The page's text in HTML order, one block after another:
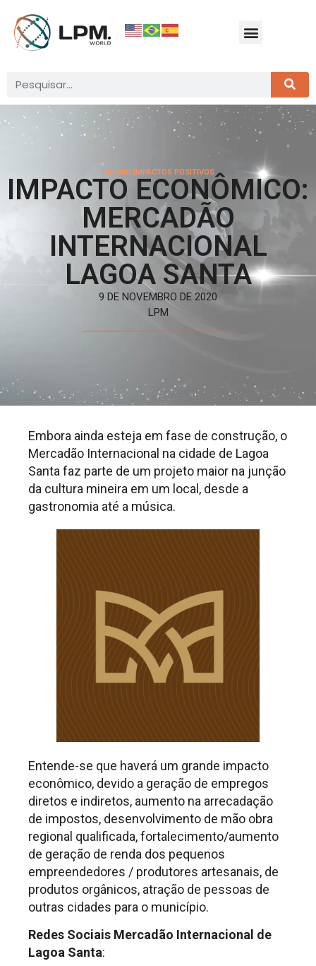
PRÊMIO IMPACTOS POSITIVOS
IMPACTO ECONÔMICO:
MERCADÃO
INTERNACIONAL
LAGOA SANTA
9 DE NOVEMBRO DE 2020
LPM
Embora ainda esteja em fase de construção, o
Mercadão Internacional na cidade de Lagoa
Santa faz parte de um projeto maior na junção
da cultura mineira em um local, desde a
gastronomia até a música.
Entende-se que haverá um grande impacto
econômico, devido a geração de empregos
diretos e indiretos, aumento na arrecadação
de impostos, desenvolvimento de mão obra
regional qualificada, fortalecimento/aumento
de geração de renda dos pequenos
empreendedores / produtores artesanais, de
produtos orgânicos, atração de pessoas de
outras cidades para o município.
Redes Sociais Mercadão Internacional de
Lagoa Santa: